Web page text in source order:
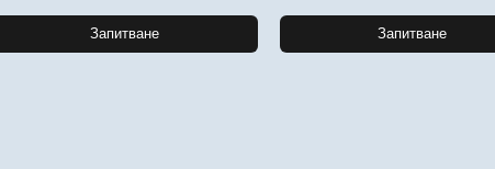
Запитване Запитване